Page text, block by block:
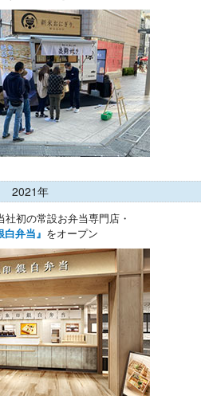
2021年
初の常設お弁当専門店・
白弁当』 をオープン